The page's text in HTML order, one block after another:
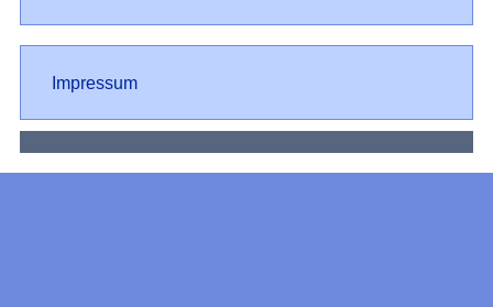
Impressum
Impressum